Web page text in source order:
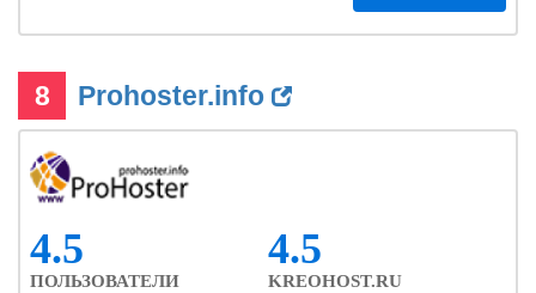
8 Prohoster.info
4.5
ПОЛЬЗОВАТЕЛИ
4.5
KREOHOST.RU